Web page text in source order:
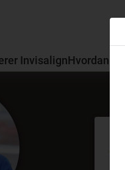
InvisalignHvordan